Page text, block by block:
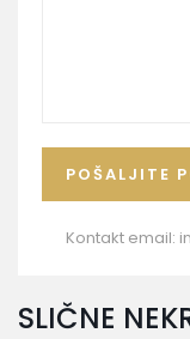
Kontakt email:
SLIČNE